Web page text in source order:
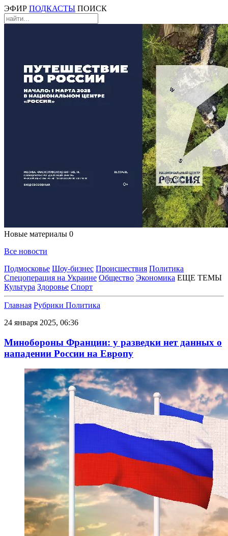
ЭФИР ПОДКАСТЫ ПОИСК
Новые материалы 0
Все новости
Подмосковье Шоу-бизнес Происшествия Политика
Спецоперация на Украине Общество Экономика ЕЩЕ ТЕМЫ
Культура Здоровье Спорт
Главная Рубрики Политика
24 января 2025, 06:36
Минобороны Франции: у разведки нет данных о
нападении России на Европу